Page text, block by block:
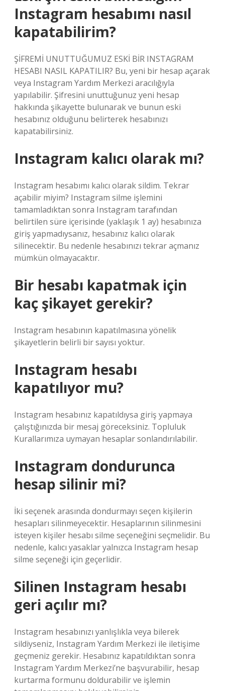
Instagram hesabımı nasıl
kapatabilirim?
ŞİFREMİ UNUTTUĞUMUZ ESKİ BİR INSTAGRAM
HESABI NASIL KAPATILIR? Bu, yeni bir hesap açarak
veya Instagram Yardım Merkezi aracılığıyla
yapılabilir. Şifresini unuttuğunuz yeni hesap
hakkında şikayette bulunarak ve bunun eski
hesabınız olduğunu belirterek hesabınızı
kapatabilirsiniz.
Instagram kalıcı olarak mı?
Instagram hesabımı kalıcı olarak sildim. Tekrar
açabilir miyim? Instagram silme işlemini
tamamladıktan sonra Instagram tarafından
belirtilen süre içerisinde (yaklaşık 1 ay) hesabınıza
giriş yapmadıysanız, hesabınız kalıcı olarak
silinecektir. Bu nedenle hesabınızı tekrar açmanız
mümkün olmayacaktır.
Bir hesabı kapatmak için
kaç şikayet gerekir?
Instagram hesabının kapatılmasına yönelik
şikayetlerin belirli bir sayısı yoktur.
Instagram hesabı
kapatılıyor mu?
Instagram hesabınız kapatıldıysa giriş yapmaya
çalıştığınızda bir mesaj göreceksiniz. Topluluk
Kurallarımıza uymayan hesaplar sonlandırılabilir.
Instagram dondurunca
hesap silinir mi?
İki seçenek arasında dondurmayı seçen kişilerin
hesapları silinmeyecektir. Hesaplarının silinmesini
isteyen kişiler hesabı silme seçeneğini seçmelidir. Bu
nedenle, kalıcı yasaklar yalnızca Instagram hesap
silme seçeneği için geçerlidir.
Silinen Instagram hesabı
geri açılır mı?
Instagram hesabınızı yanlışlıkla veya bilerek
sildiyseniz, Instagram Yardım Merkezi ile iletişime
geçmeniz gerekir. Hesabınız kapatıldıktan sonra
Instagram Yardım Merkezi’ne başvurabilir, hesap
kurtarma formunu doldurabilir ve işlemin